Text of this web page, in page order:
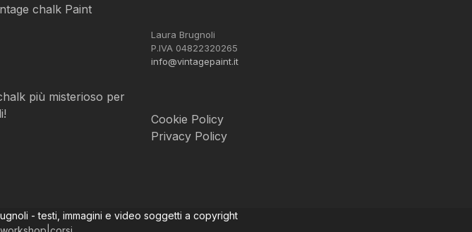
chalk Paint
più misterioso per
Laura Brugnoli
P.IVA 04822320265
info@vintagepaint.it
Cookie Policy
Privacy Policy
- testi, immagini e video soggetti a copyright